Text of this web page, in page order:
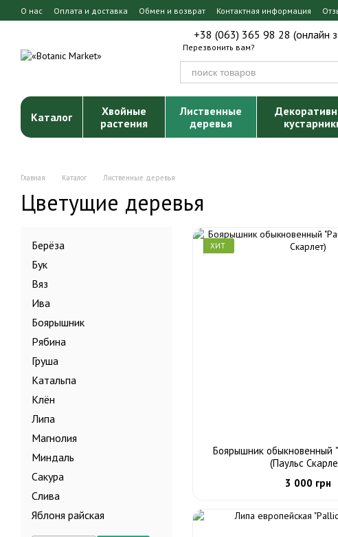
Перейти к основному контенту
О нас Оплата и доставка Обмен и возврат Контактная информация
+38 (063) 365 98 28 (онлайн
Перезвонить вам?
Каталог
Хвойные
растения
Лиственные
деревья
Главная Каталог Лиственные деревья
Цветущие деревья
ХИТ
Боярышник обыкновенный
(Паульс
3 000 грн
Берёза
Бук
Вяз
Ива
Боярышник
Рябина
Груша
Катальпа
Клён
Липа
Магнолия
Миндаль
Сакура
Слива
Яблоня райская